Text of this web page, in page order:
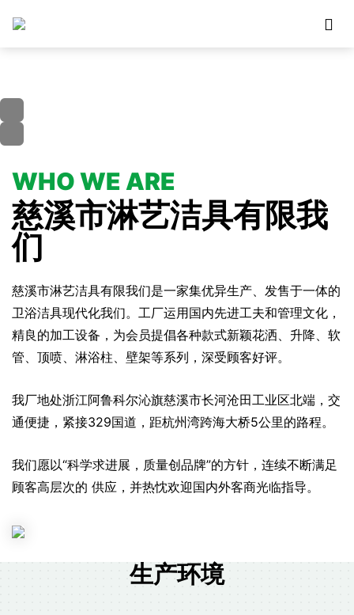

WHO WE ARE
慈溪市淋艺洁具有限我
们
慈溪市淋艺洁具有限我们是一家集优异生产、发售于一体的
卫浴洁具现代化我们。工厂运用国内先进工夫和管理文化，
精良的加工设备，为会员提倡各种款式新颖花洒、升降、软
管、顶喷、淋浴柱、壁架等系列，深受顾客好评。
我厂地处浙江阿鲁科尔沁旗慈溪市长河沧田工业区北端，交
通便捷，紧接329国道，距杭州湾跨海大桥5公里的路程。
我们愿以“科学求进展，质量创品牌”的方针，连续不断满足
顾客高层次的 供应，并热忱欢迎国内外客商光临指导。
生产环境